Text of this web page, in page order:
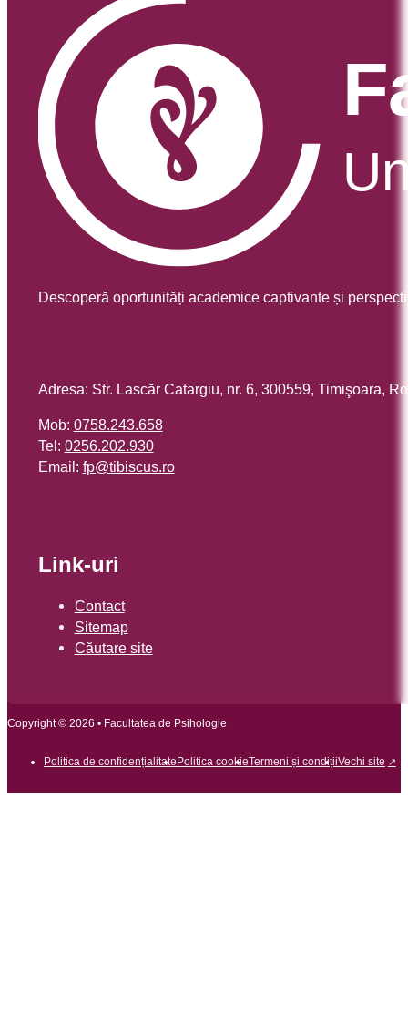
Descoperă oportunități academice captivante și
Adresa: Str. Lascăr Catargiu, nr. 6, 300559, Timişoara,
Mob: 0758.243.658
Tel: 0256.202.930
Email: or.sucsibit@pf
Link-uri
Contact
Sitemap
Căutare site
Copyright © 2026 • Facultatea de Psihologie
Politica de confidențialitate Politica cookieTermeni și condițiiVechi site